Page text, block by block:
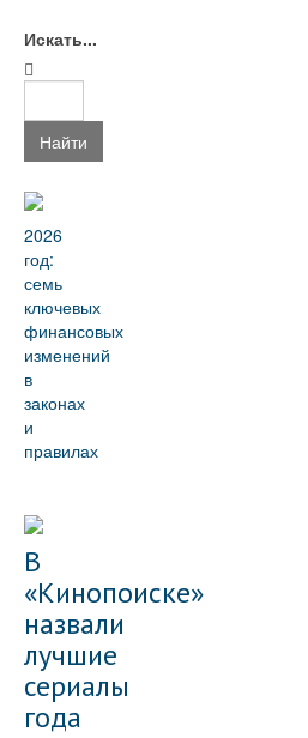
Искать...
Найти
2026
год:
семь
ключевых
финансовых
изменений
в
законах
и
правилах
В
«Кинопоиске»
назвали
лучшие
сериалы
года